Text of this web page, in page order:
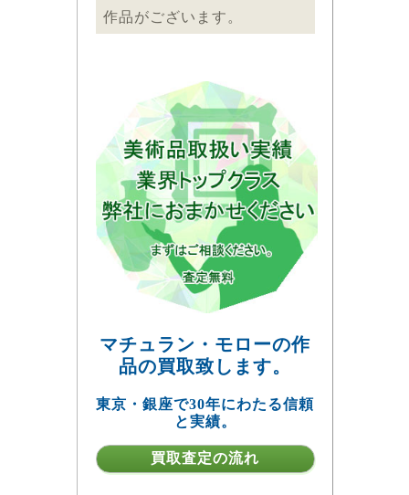
作品がございます。
マチュラン・モローの作
品の買取致します。
東京・銀座で30年にわたる信頼
と実績。
買取査定の流れ